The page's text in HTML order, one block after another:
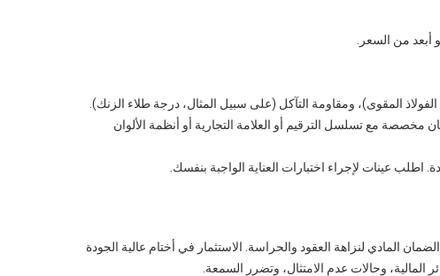
المقوى)، ومقاومة التآكل (على سبيل المثال، درجة طلاء الزنك).
مخصصة مع تسلسل الترقيم أو العلامة التجارية أو أنظمة الألوان
اطلب عينات لإجراء اختبارات العناية الواجبة بنفسك.
المادي لنزاهة العقود والحراسة. الاستثمار في أختام عالية الجودة
وحالات عدم الامتثال، وتضرر السمعة.